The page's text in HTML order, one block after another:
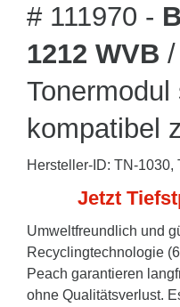
# 111970 -
1212 WVB
Tonermodul
kompatibel
Hersteller-ID: TN-1030,
Jetzt
Umweltfreundlich und
Recyclingtechnologie
Peach garantieren
ohne Qualitätsverlust.